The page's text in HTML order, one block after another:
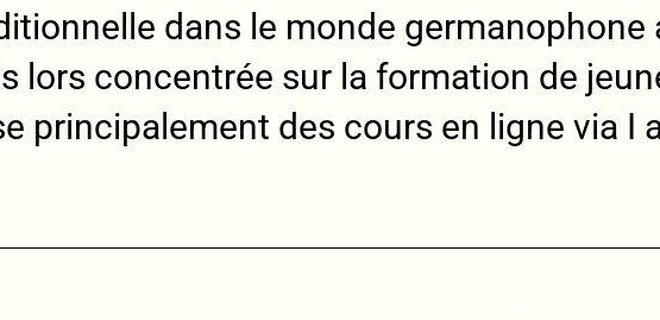
dans le monde germanophone
lors concentrée sur la formation de
principalement des cours en ligne via I